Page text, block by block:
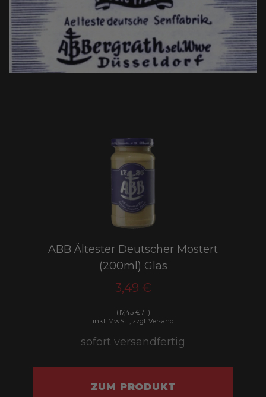
ABB Ältester Deutscher Mostert
(200ml) Glas
3,49 €
(17,45 € / l)
inkl. MwSt. , zzgl. Versand
sofort versandfertig
ZUM PRODUKT